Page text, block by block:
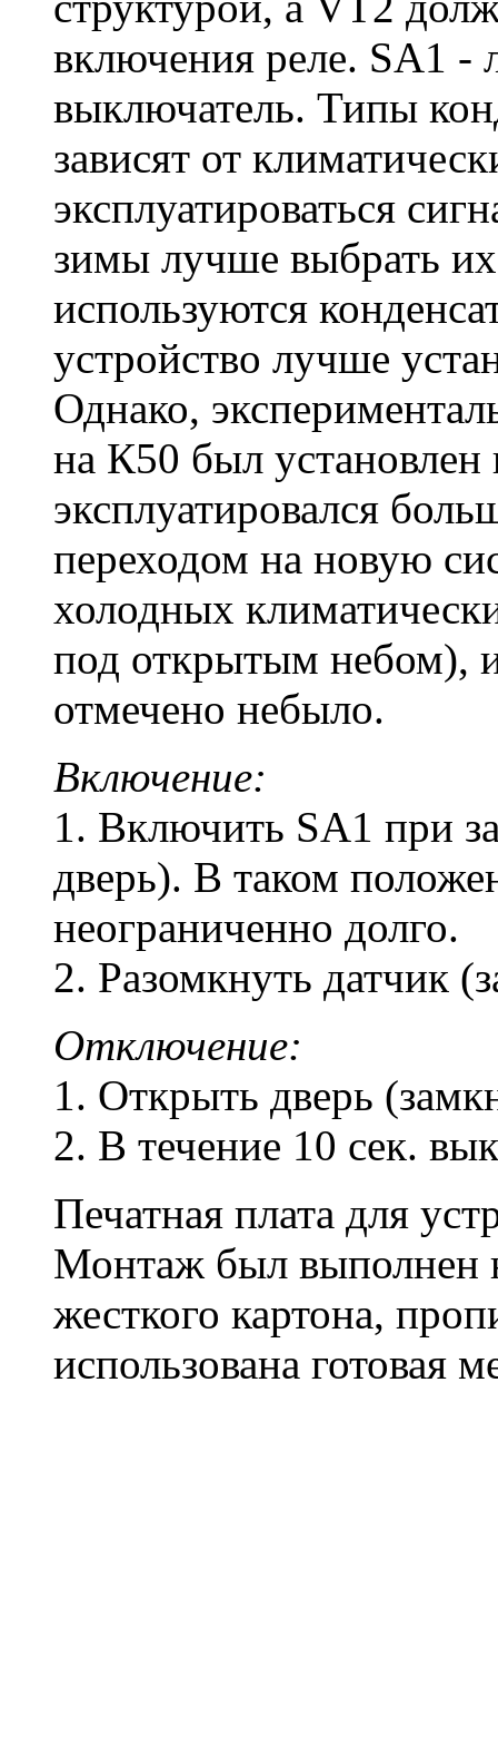
включения реле. SA1 -
выключатель. Типы
зависят от
эксплуатироваться
зимы лучше выбрать
используются
устройство лучше
Однако,
на К50 был установлен
эксплуатировался
переходом на новую
холодных
под открытым небом),
отмечено небыло.
Включение:
1. Включить SA1 при
дверь). В таком
неограниченно долго.
2. Разомкнуть датчик
Отключение:
1. Открыть дверь
2. В течение 10 сек.
Печатная плата для
Монтаж был выполнен
жесткого картона,
использована готовая